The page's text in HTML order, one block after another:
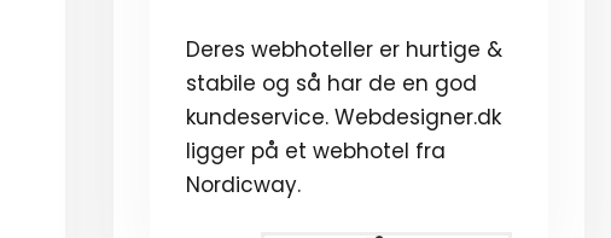
Deres webhoteller er hurtige &
stabile og så har de en god
kundeservice. Webdesigner.dk
ligger på et webhotel fra
Nordicway.